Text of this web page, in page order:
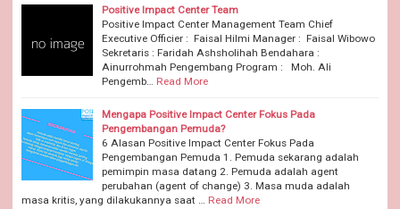
Positive Impact Center Team
Positive Impact Center Management Team Chief
Executive Officier : Faisal Hilmi Manager : Faisal Wibowo
Sekretaris : Faridah Ashsholihah Bendahara :
Ainurrohmah Pengembang Program : Moh. Ali
Pengemb… Read More
Mengapa Positive Impact Center Fokus Pada
Pengembangan Pemuda?
6 Alasan Positive Impact Center Fokus Pada
Pengembangan Pemuda 1. Pemuda sekarang adalah
pemimpin masa datang 2. Pemuda adalah agent
perubahan (agent of change) 3. Masa muda adalah
masa kritis, yang dilakukannya saat … Read More